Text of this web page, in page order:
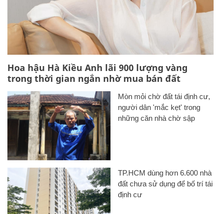
Hoa hậu Hà Kiều Anh lãi 900 lượng vàng
trong thời gian ngắn nhờ mua bán đất
Mòn mỏi chờ đất tái định cư,
người dân 'mắc kẹt' trong
những căn nhà chờ sập
TP.HCM dùng hơn 6.600 nhà
đất chưa sử dụng để bố trí tái
định cư